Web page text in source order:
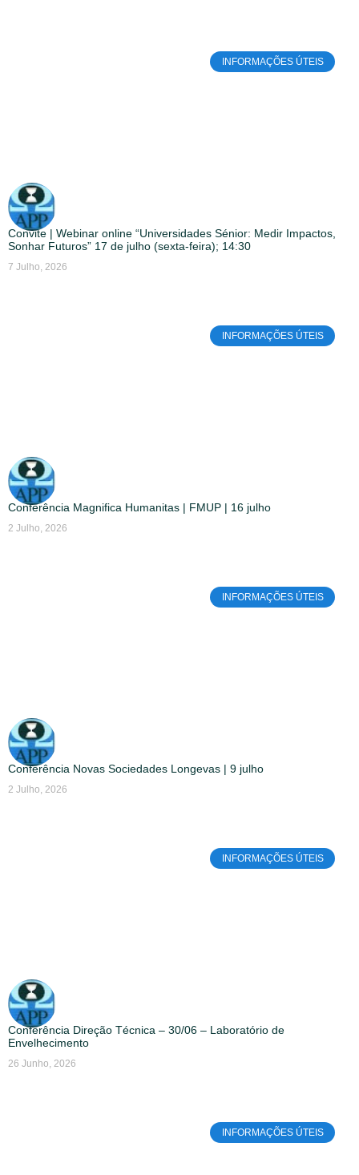
INFORMAÇÕES ÚTEIS
Convite | Webinar online “Universidades Sénior: Medir Impactos,
Sonhar Futuros” 17 de julho (sexta-feira); 14:30
7 Julho, 2026
INFORMAÇÕES ÚTEIS
Conferência Magnifica Humanitas | FMUP | 16 julho
2 Julho, 2026
INFORMAÇÕES ÚTEIS
Conferência Novas Sociedades Longevas | 9 julho
2 Julho, 2026
INFORMAÇÕES ÚTEIS
Conferência Direção Técnica – 30/06 – Laboratório de
Envelhecimento
26 Junho, 2026
INFORMAÇÕES ÚTEIS